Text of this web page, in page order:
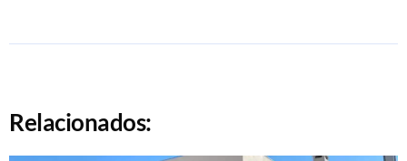
Relacionados: